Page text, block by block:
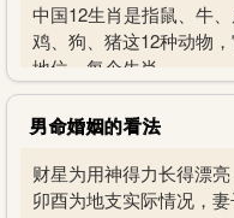
中国12生肖是指鼠、牛
鸡、狗、猪这12种动物
地位。每个生肖
男命婚姻的看法
财星为用神得力长得漂
卯酉为地支实际情况，妻